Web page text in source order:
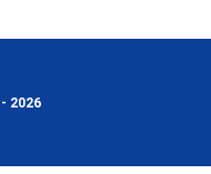
- 2026